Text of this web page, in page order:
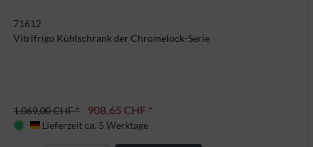
71612
Vitrifrigo Kühlschrank der Chromelock-Serie
1.069,00 CHF * 908,65 CHF *
Deutschland
Lieferzeit ca. 5 Werktage